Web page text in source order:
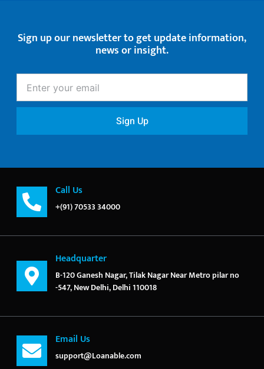
Sign up our newsletter to get update information,
news or insight.
your
email
Sign Up
Call Us
+(91) 70533 34000
Headquarter
B-120 Ganesh Nagar, Tilak Nagar Near Metro pilar no
-547, New Delhi, Delhi 110018
Email Us
support@Loanable.com